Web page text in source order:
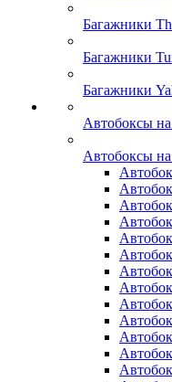
Багажники
Багажники
Багажники
Автобоксы
Автобоксы